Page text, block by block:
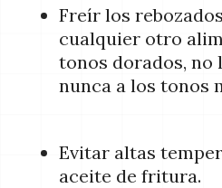
Freír los
cualquier otro
tonos dorados, no
nunca a los tonos
Evitar altas
aceite de fritura.